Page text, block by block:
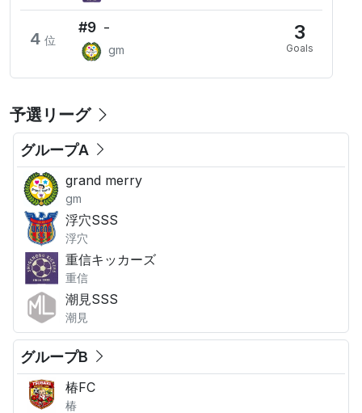
4 位
#9 -
gm
3
Goals
予選リーグ
グループA
grand merry
gm
浮穴SSS
浮穴
重信キッカーズ
重信
潮見SSS
潮見
グループB
椿FC
椿